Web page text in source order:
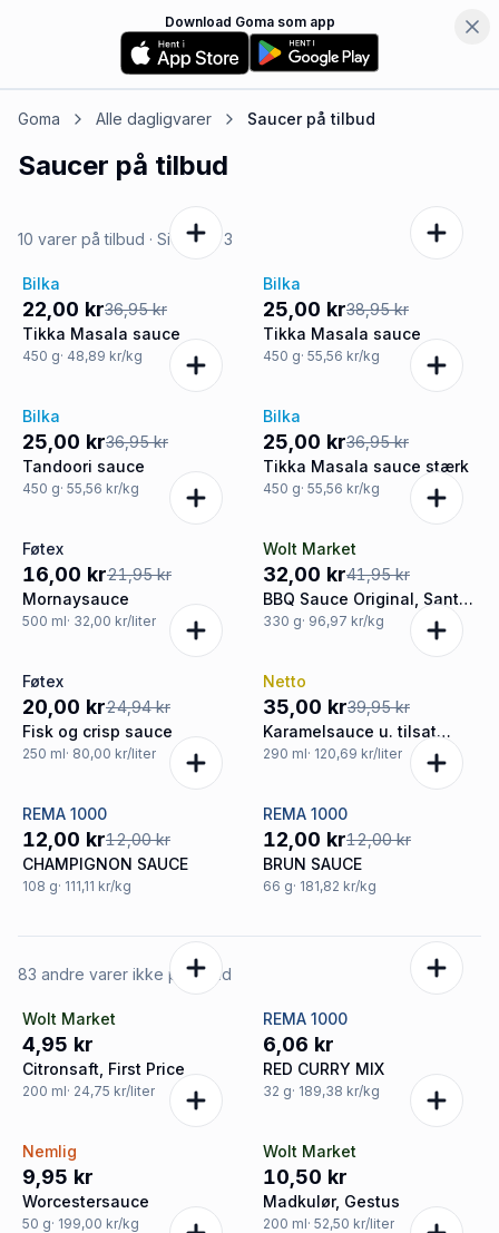
Download Goma som app
Goma Alle dagligvarer Saucerpå tilbud
Saucer på tilbud
10 varer på tilbud · Side1af3
-40%
Bilka
22,00 kr36,95 kr
Tikka Masala sauce
450 g· 48,89 kr/kg
-36%
Bilka
25,00 kr38,95 kr
Tikka Masala sauce
450 g· 55,56 kr/kg
-32%
Bilka
25,00 kr36,95 kr
Tandoori sauce
450 g· 55,56 kr/kg
-32%
Bilka
25,00 kr36,95 kr
Tikka Masala sauce stærk
450 g· 55,56 kr/kg
-27%
Føtex
16,00 kr21,95 kr
Mornaysauce
500 ml· 32,00 kr/liter
-24%
Wolt Market
32,00 kr41,95 kr
BBQ Sauce Original, Santa
Maria
330 g· 96,97 kr/kg
-20%
Føtex
20,00 kr24,94 kr
Fisk og crisp sauce
250 ml· 80,00 kr/liter
-12%
Netto
35,00 kr39,95 kr
Karamelsauce u. tilsat
sukker
290 ml· 120,69 kr/liter
Tilbud
REMA 1000
12,00 kr12,00 kr
CHAMPIGNON SAUCE
108 g· 111,11 kr/kg
Tilbud
REMA 1000
12,00 kr12,00 kr
BRUN SAUCE
66 g· 181,82 kr/kg
83 andre varer ikke på tilbud
Wolt Market
4,95 kr
Citronsaft, First Price
200 ml· 24,75 kr/liter
REMA 1000
6,06 kr
RED CURRY MIX
32 g· 189,38 kr/kg
Nemlig
9,95 kr
Worcestersauce
50 g· 199,00 kr/kg
Wolt Market
10,50 kr
Madkulør, Gestus
200 ml· 52,50 kr/liter